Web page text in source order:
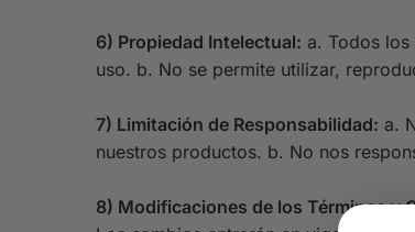
6) Propiedad Intelectual: a. Todos
uso. b. No se permite utilizar,
7) Limitación de Responsabilidad: a.
nuestros productos. b. No nos
8) Modificaciones de los Términos y